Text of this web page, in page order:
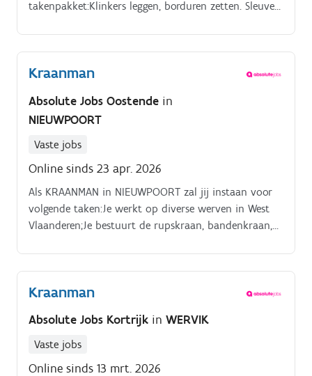
takenpakket:Klinkers leggen, borduren zetten. Sleuven
Kraanman
Absolute Jobs Oostende in
NIEUWPOORT
Vaste jobs
Online sinds 23 apr. 2026
Als KRAANMAN in NIEUWPOORT zal jij instaan voor
volgende taken:Je werkt op diverse werven in West
Vlaanderen;Je bestuurt de rupskraan, bandenkraan,
container;
Kraanman
Absolute Jobs Kortrijk in WERVIK
Vaste jobs
Online sinds 13 mrt. 2026